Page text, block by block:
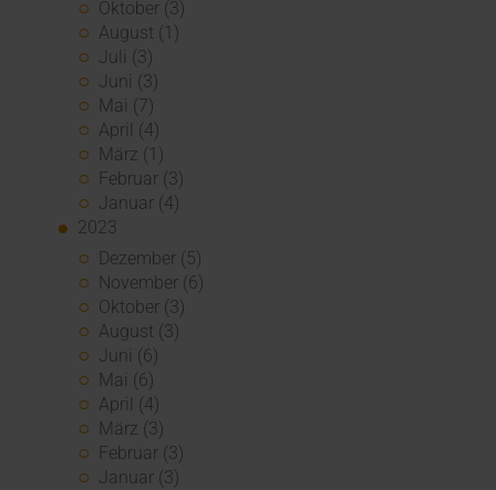
Oktober (3)
August (1)
Juli (3)
Juni (3)
Mai (7)
April (4)
März (1)
Februar (3)
Januar (4)
2023
Dezember (5)
November (6)
Oktober (3)
August (3)
Juni (6)
Mai (6)
April (4)
März (3)
Februar (3)
Januar (3)